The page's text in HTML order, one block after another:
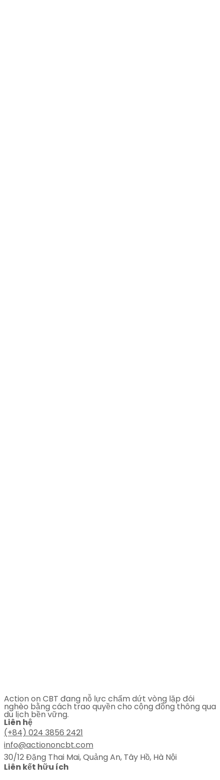
Action on CBT đang nỗ lực chấm dứt vòng lặp đói
nghèo bằng cách trao quyền cho cộng đồng thông qua
du lịch bền vững.
Liên hệ
(+84) 024 3856 2421
info@actiononcbt.com
30/12 Đặng Thai Mai, Quảng An, Tây Hồ, Hà Nội
Liên kết hữu ích